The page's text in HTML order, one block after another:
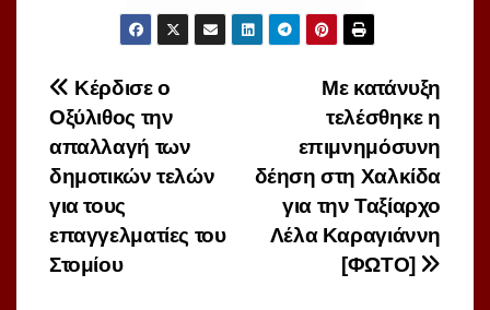
Πλοήγηση
άρθρων
Με κατάνυξη
τελέσθηκε η
επιμνημόσυνη
δέηση στη Χαλκίδα
για την Ταξίαρχο
Λέλα Καραγιάννη
[ΦΩΤΟ]
Κέρδισε ο
Οξύλιθος την
απαλλαγή των
δημοτικών τελών
για τους
επαγγελματίες του
Στομίου